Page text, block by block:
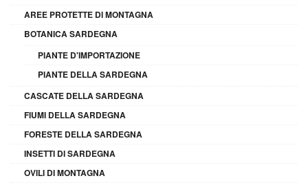
AREE PROTETTE DI MONTAGNA
BOTANICA SARDEGNA
PIANTE D'IMPORTAZIONE
PIANTE DELLA SARDEGNA
CASCATE DELLA SARDEGNA
FIUMI DELLA SARDEGNA
FORESTE DELLA SARDEGNA
INSETTI DI SARDEGNA
OVILI DI MONTAGNA